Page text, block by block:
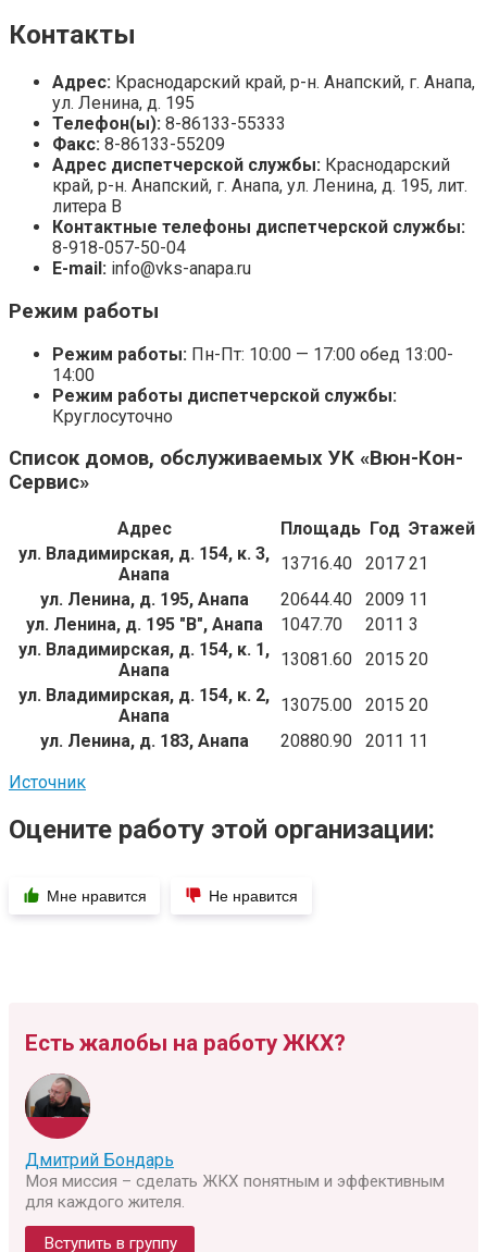
Контакты
Адрес: Краснодарский край, р-н. Анапский, г. Анапа,
ул. Ленина, д. 195
Телефон(ы): 8-86133-55333
Факс: 8-86133-55209
Адрес диспетчерской службы: Краснодарский
край, р-н. Анапский, г. Анапа, ул. Ленина, д. 195, лит.
литера В
Контактные телефоны диспетчерской службы:
8-918-057-50-04
E-mail: info@vks-anapa.ru
Режим работы
Режим работы: Пн-Пт: 10:00 — 17:00 обед 13:00-
14:00
Режим работы диспетчерской службы:
Круглосуточно
Список домов, обслуживаемых УК «Вюн-Кон-
Сервис»
Адрес Площадь Год Этажей
ул. Владимирская, д. 154, к. 3,
Анапа
13716.40 2017 21
ул. Ленина, д. 195, Анапа
20644.40 2009 11
ул. Ленина, д. 195 "В", Анапа
1047.70 2011 3
ул. Владимирская, д. 154, к. 1,
Анапа
13081.60 2015 20
ул. Владимирская, д. 154, к. 2,
Анапа
13075.00 2015 20
ул. Ленина, д. 183, Анапа
20880.90 2011 11
Источник
Оцените работу этой организации:
Мне нравится Не нравится
Есть жалобы на работу ЖКХ?
Дмитрий Бондарь
Моя миссия – сделать ЖКХ понятным и эффективным
для каждого жителя.
Вступить в группу